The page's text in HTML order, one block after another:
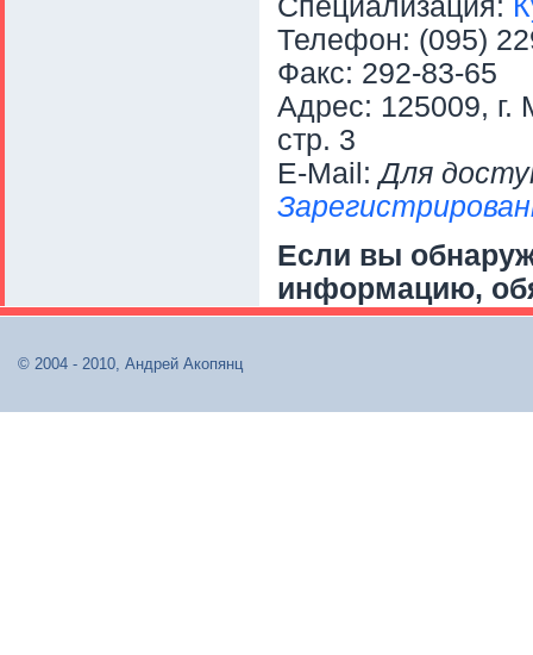
Специализация:
Телефон: (095)
Факс: 292-83-65
Адрес: 125009, г.
стр. 3
E-Mail:Для
Если вы
информацию,
© 2004 - 2010, Андрей Акопянц